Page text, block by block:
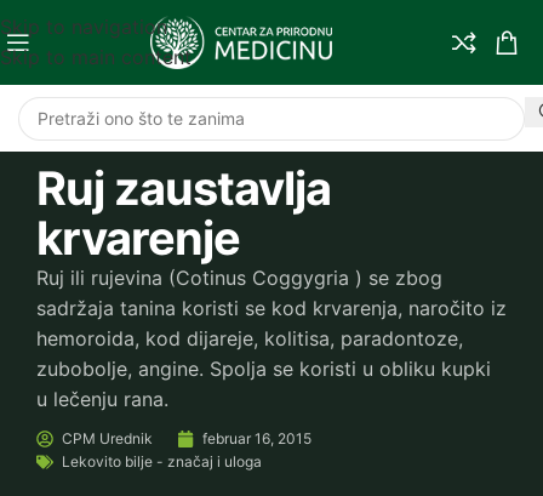
Skip to navigation
Skip to main content
Ruj zaustavlja
krvarenje
Ruj ili rujevina (Cotinus Coggygria ) se zbog
sadržaja tanina koristi se kod krvarenja, naročito iz
hemoroida, kod dijareje, kolitisa, paradontoze,
zubobolje, angine. Spolja se koristi u obliku kupki
u lečenju rana.
CPM Urednik
februar 16, 2015
Lekovito bilje - značaj i uloga